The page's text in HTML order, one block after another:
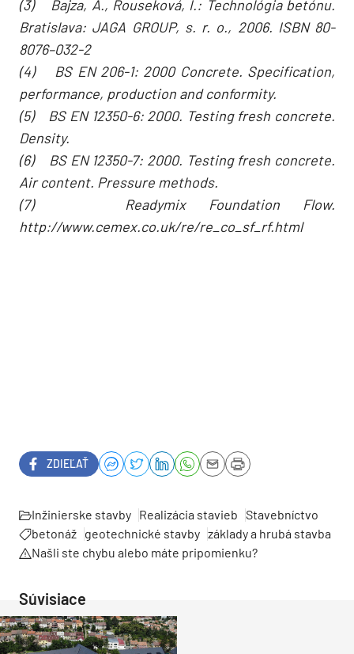
(3) Bajza, A., Rouseková, I.: Technológia betónu.
Bratislava: JAGA GROUP, s. r. o., 2006. ISBN 80-
8076–032-2
(4) BS EN 206-1: 2000 Concrete. Specification,
performance, production and conformity.
(5) BS EN 12350-6: 2000. Testing fresh concrete.
Density.
(6) BS EN 12350-7: 2000. Testing fresh concrete.
Air content. Pressure methods.
(7) Readymix Foundation Flow.
http://www.cemex.co.uk/re/re_co_sf_rf.html
ZDIEĽAŤ
Inžinierske stavby Realizácia stavieb Stavebníctvo
betonáž geotechnické stavby základy a hrubá stavba
Našli ste chybu alebo máte pripomienku?
Súvisiace